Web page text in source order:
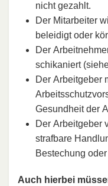
nicht gezahlt.
Der Mitarbeiter
beleidigt oder
Der
schikaniert
Der Arbeitgeber
Gesundheit der
Der Arbeitgeber
strafbare
Bestechung
Auch hierbei